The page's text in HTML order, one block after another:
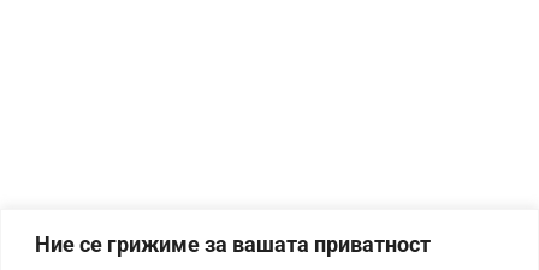
Ние се грижиме за вашата приватност